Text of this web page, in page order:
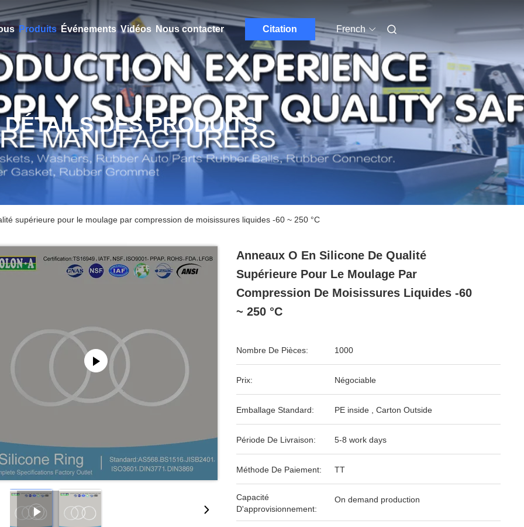
Produits Événements Vidéos Nous contacter Citation French
DÉTAILS DES PRODUITS
supérieure pour le moulage par compression de moisissures liquides -60 ~ 250 °C
Anneaux O En Silicone De Qualité
Supérieure Pour Le Moulage Par
Compression De Moisissures Liquides -60
~ 250 °C
Nombre De Pièces: 1000
Prix: Négociable
Emballage Standard: PE inside , Carton Outside
Période De Livraison: 5-8 work days
Méthode De Paiement: TT
Capacité
D'approvisionnement:
On demand production